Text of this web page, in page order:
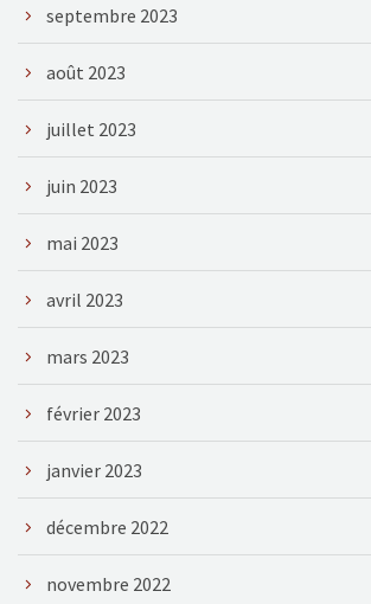
septembre 2023
août 2023
juillet 2023
juin 2023
mai 2023
avril 2023
mars 2023
février 2023
janvier 2023
décembre 2022
novembre 2022